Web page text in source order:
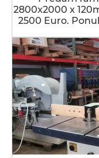
2800x2000 x
2500 Euro.